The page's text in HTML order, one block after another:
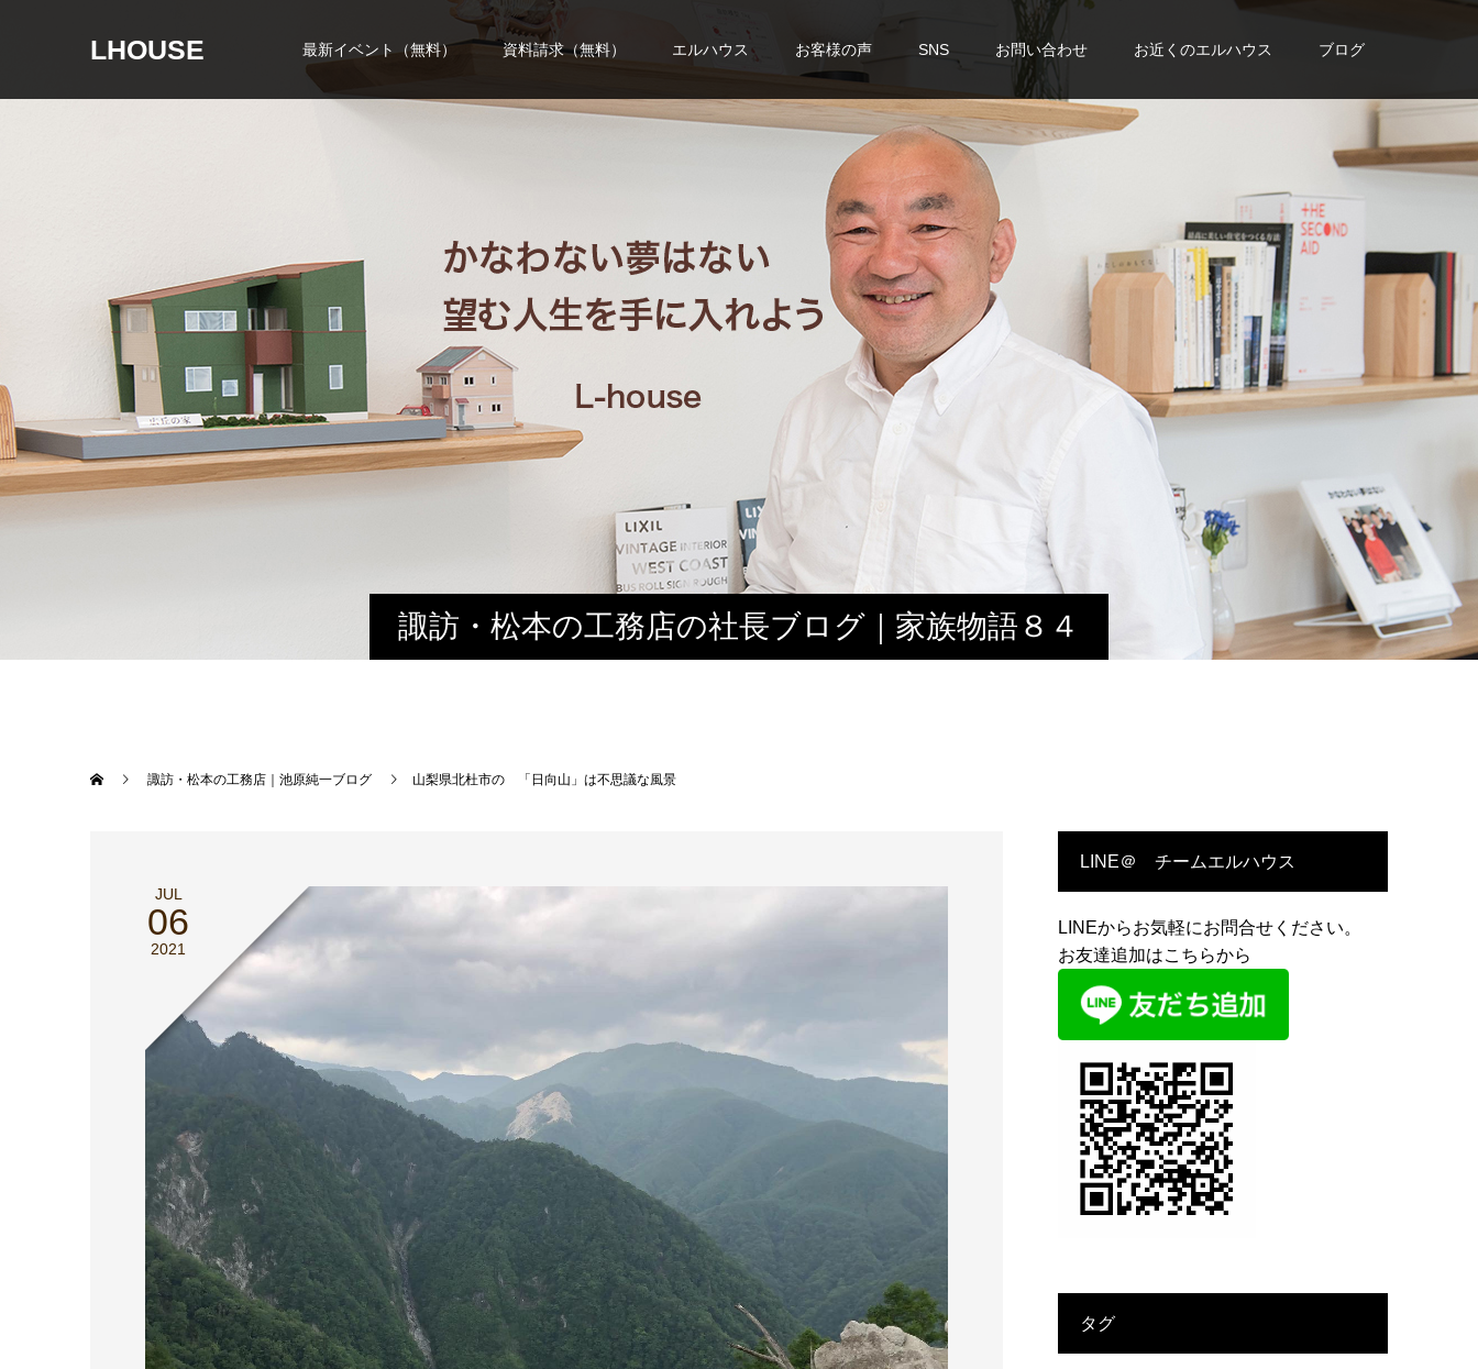
LHOUSE 最新イベント（無料） 資料請求（無料） エルハウス お客様の声 SNS お問い合わせ お近くのエルハウス ブログ
諏訪・松本の工務店の社長ブログ｜家族物語８４
諏訪・松本の工務店｜池原純一ブログ 山梨県北杜市の 「日向山」は不思議な風景
JUL
06
2021
LINE＠ チームエルハウス
LINEからお気軽にお問合せください。
お友達追加はこちらから
タグ